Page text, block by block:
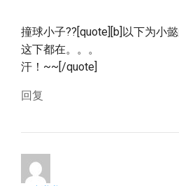
撞球小子??[quote][b]以下为小
这下都在。。。
汗！~~[/quote]
回复